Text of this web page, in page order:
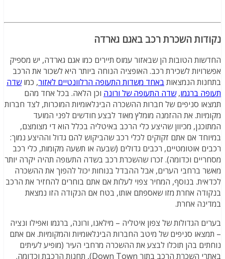
נקודות השכרת רכב באגם גארדה
החדשות הטובות הן שבאזור עמוס תיירים כמו אגם גארדה, יש מספיק
אפשרויות לשכירת רכב. האופציה הנוחה ביותר היא לשכור את הרכב
בתחנות הנמצאות באחד משדות התעופה הרלוונטיים לאזור, כמושדה
תעופה ברגמו,שדה התעופה של ורונה וכן הלאה. בכל אחד מהם
תמצאו סניפים של חברות ההשכרה הבינלאומיות המוכרות, לצד חברות
מקומיות. את ההזמנה מומלץ מאוד לבצע חודשים לפני המועד
המתוכנן, מכיוון שהיצע כלי הרכב באיטליה בכלל הוא די מצומצם,
במיוחד אם אתם זקוקים לכלי רכב שהביקוש להם גדול וההיצע נמוך:
רכבים אוטומטיים, רכבים גדולים (שבעה או תשעה מקומות, כלי רכב
מסחריים וכדומה). זכרו שהשכרת רכב בשדה התעופה תהיה יקרה יותר
מאשר ברחבי הערים, אבל ההבדל בנוחות יכול להפוך את ההשכרה
לכדאית. בנוסף, המחיר צפוי לעלות אם אתם בוחרים להחזיר את הרכב
בנקודה אחרת מזו שאספתם אותו, בטח אם הנקודה הזו נמצאת
במדינה אחרת.
בערים הגדולות של צפון איטליה – מילאנו, ורונה, ברגמו ואפילו ונציה
– תמצאו סניפים של מיטב החברות הבינלאומיות והמקומיות. אם אתם
נוחתים בהן תוכלו לבצע את ההשכרה מרחבי העיר (מופיע לעיתים
באתרי השכרת הרכב בתור Down Town), תחנות הרכבת וכדומה.